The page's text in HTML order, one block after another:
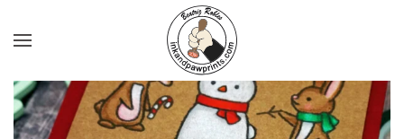
Ir al contenido principal